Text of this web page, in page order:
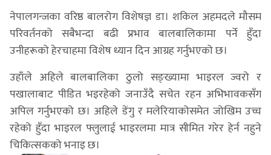
नेपालगन्जका वरिष्ठ बालरोग विशेषज्ञ डा। शकिल अहमदले मौसम
परिवर्तनको सबैभन्दा बढी प्रभाव बालबालिकामा पर्ने हुँदा
उनीहरूको हेरचाहमा विशेष ध्यान दिन आग्रह गर्नुभएको छ।
उहाँले अहिले बालबालिका ठुलो सङ्ख्यामा भाइरल ज्वरो र
पखालाबाट पीडित भइरहेको जनाउँदै सचेत रहन अभिभावकसँग
अपिल गर्नुभएको छ। अहिले डेंगु र मलेरियाकोसमेत जोखिम उच्च
रहेको हुँदा भाइरल फ्लुलाई भाइरलमा मात्र सीमित गरेर हेर्न नहुने
चिकित्सकको भनाइ छ।